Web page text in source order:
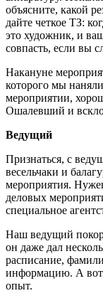
объясните, какой
дайте четкое ТЗ:
это художник, и
совпасть, если вы
Накануне
которого мы
мероприятии,
Ошалевший и
Ведущий
Признаться, с
весельчаки и
мероприятия.
деловых
специальное
Наш ведущий
он даже дал
расписание,
информацию. А вот
опыт.